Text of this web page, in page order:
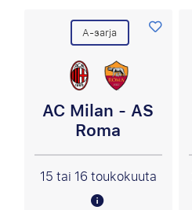
A-sarja
AC Milan - AS
Roma
15 tai 16 toukokuuta